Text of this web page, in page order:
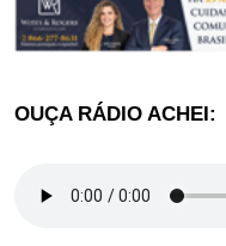
OUÇA RÁDIO ACHEI: